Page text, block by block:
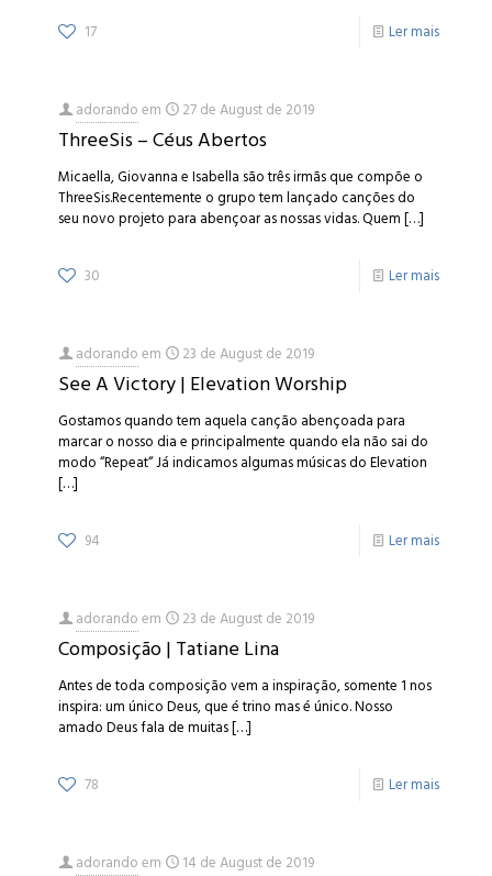
17 Ler mais
adorandoem 27 de August de 2019
ThreeSis – Céus Abertos
Micaella, Giovanna e Isabella são três irmãs que compõe o
ThreeSis.Recentemente o grupo tem lançado canções do
seu novo projeto para abençoar as nossas vidas. Quem[…]
30 Ler mais
adorandoem 23 de August de 2019
See A Victory | Elevation Worship
Gostamos quando tem aquela canção abençoada para
marcar o nosso dia e principalmente quando ela não sai do
modo “Repeat“ Já indicamos algumas músicas do Elevation
[…]
94 Ler mais
adorandoem 23 de August de 2019
Composição | Tatiane Lina
Antes de toda composição vem a inspiração, somente 1 nos
inspira: um único Deus, que é trino mas é único. Nosso
amado Deus fala de muitas[…]
78 Ler mais
adorandoem 14 de August de 2019